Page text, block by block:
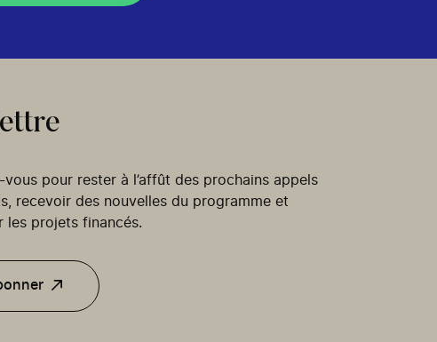
vous pour rester à l’affût des prochains appels
recevoir des nouvelles du programme et
les projets financés.